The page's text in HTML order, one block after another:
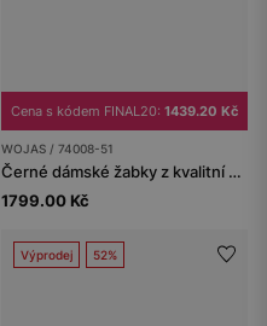
Cena s kódem FINAL20: 1439.20 Kč
WOJAS / 74008-51
Černé dámské žabky z kvalitní hladké kůže
1799.00 Kč
Výprodej 52%